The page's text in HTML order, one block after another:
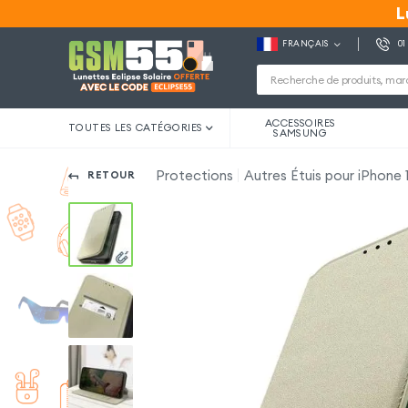
FRANÇAIS
TOUTES LES CATÉGORIES ACCESSOIRES
SAMSUNG
RETOUR Protections Autres Étuis pour iPhone